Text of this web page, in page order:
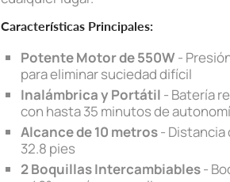
Características Principales:
Potente Motor de 550W -
para eliminar suciedad difícil
Inalámbrica y Portátil - Batería
con hasta 35 minutos de
Alcance de 10 metros- Distancia
32.8 pies
2 Boquillas Intercambiables-